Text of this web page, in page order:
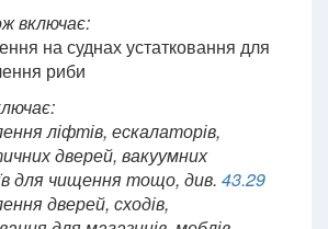
включає:
на суднах устатковання для
риби
ліфтів, ескалаторів,
дверей, вакуумних
для чищення тощо, див. 43.29
дверей, сходів,